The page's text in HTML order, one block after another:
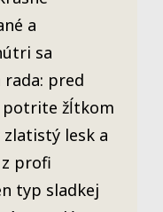
a
sa
rada: pred
potrite žĺtkom
lesk a
profi
typ sladkej